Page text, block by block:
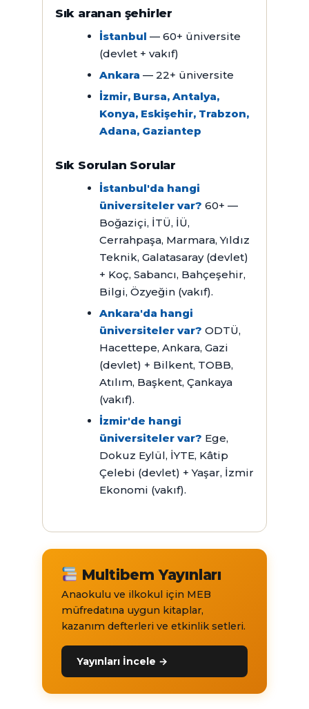
Sık aranan şehirler
İstanbul — 60+ üniversite
(devlet + vakıf)
Ankara — 22+ üniversite
İzmir, Bursa, Antalya,
Konya, Eskişehir, Trabzon,
Adana, Gaziantep
Sık Sorulan Sorular
İstanbul'da hangi
üniversiteler var? 60+ —
Boğaziçi, İTÜ, İÜ,
Cerrahpaşa, Marmara, Yıldız
Teknik, Galatasaray (devlet)
+ Koç, Sabancı, Bahçeşehir,
Bilgi, Özyeğin (vakıf).
Ankara'da hangi
üniversiteler var? ODTÜ,
Hacettepe, Ankara, Gazi
(devlet) + Bilkent, TOBB,
Atılım, Başkent, Çankaya
(vakıf).
İzmir'de hangi
üniversiteler var? Ege,
Dokuz Eylül, İYTE, Kâtip
Çelebi (devlet) + Yaşar, İzmir
Ekonomi (vakıf).
Multibem Yayınları
Anaokulu ve ilkokul için MEB
müfredatına uygun kitaplar,
kazanım defterleri ve etkinlik setleri.
Yayınları İncele →